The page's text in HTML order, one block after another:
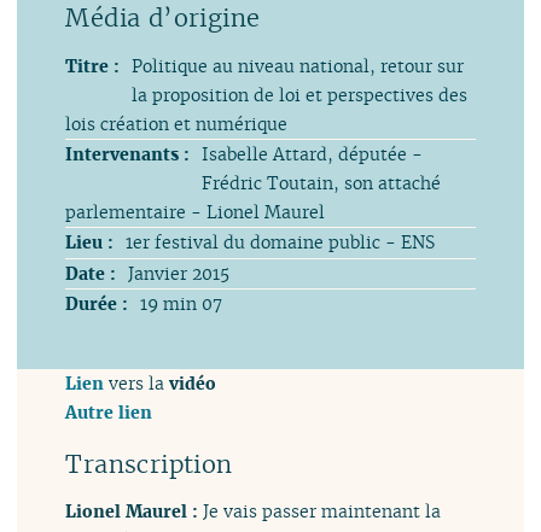
Titre : Politique au niveau national, retour sur
la proposition de loi et perspectives des
lois création et numérique
Intervenants : Isabelle Attard, députée -
Frédric Toutain, son attaché
parlementaire - Lionel Maurel
Lieu : 1er festival du domaine public - ENS
Date : Janvier 2015
Durée : 19 min 07
Lien vers lavidéo
Autre lien
Transcription
Lionel Maurel : Je vais passer maintenant la